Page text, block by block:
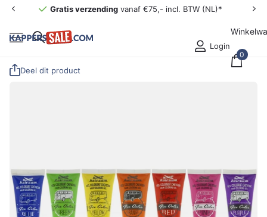
Gratis verzending vanaf €75,- incl. BTW (NL)*
Login
0
Deel dit product